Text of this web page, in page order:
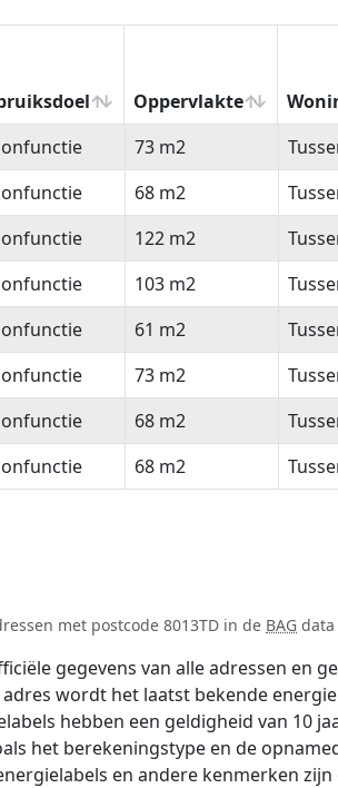
Oppervlakte
Oppervlakte
73 m2
68 m2
122 m2
103 m2
61 m2
73 m2
68 m2
68 m2
met postcode 8013TD in de BAG data
gegevens van alle adressen en
wordt het laatst bekende
hebben een geldigheid van 10
het berekeningstype en de
en andere kenmerken